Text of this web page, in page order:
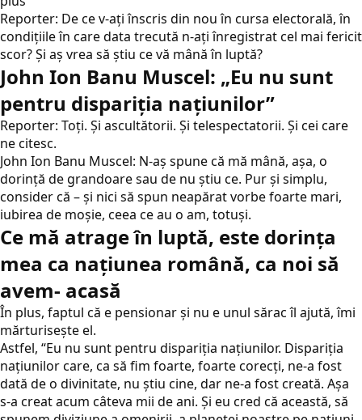
Reporter: De ce v-ați înscris din nou în cursa electorală, în
condițiile în care data trecută n-ați înregistrat cel mai fericit
scor? Și aș vrea să știu ce vă mână în luptă?
John Ion Banu Muscel: „Eu nu sunt
pentru dispariția națiunilor”
Reporter: Toți. Şi ascultătorii. Şi telespectatorii. Şi cei care
ne citesc.
John Ion Banu Muscel: N-aș spune că mă mână, așa, o
dorință de grandoare sau de nu știu ce. Pur și simplu,
consider că – şi nici să spun neapărat vorbe foarte mari,
iubirea de moşie, ceea ce au o am, totuşi.
Ce mă atrage în luptă, este dorința
mea ca națiunea română, ca noi să
avem- acasă
În plus, faptul că e pensionar şi nu e unul sărac îl ajută, îmi
mărturiseşte el.
Astfel, “Eu nu sunt pentru dispariția națiunilor. Dispariția
națiunilor care, ca să fim foarte, foarte corecți, ne-a fost
dată de o divinitate, nu știu cine, dar ne-a fost creată. Așa
s-a creat acum câteva mii de ani. Şi eu cred că această, să